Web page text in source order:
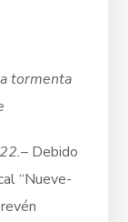
tormenta
– Debido
“Nueve-